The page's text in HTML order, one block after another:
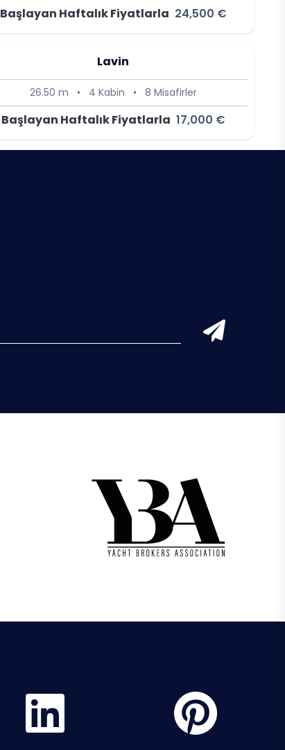
Başlayan Haftalık Fiyatlarla 24,500 €
Lavin
26.50 m • 4 Kabin • 8 Misafirler
Başlayan Haftalık Fiyatlarla 17,000 €